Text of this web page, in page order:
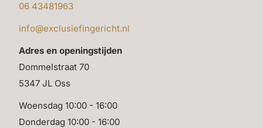
06 43481963
info@exclusiefingericht.nl
Adres en openingstijden
Dommelstraat 70
5347 JL Oss
Woensdag 10:00 - 16:00
Donderdag 10:00 - 16:00